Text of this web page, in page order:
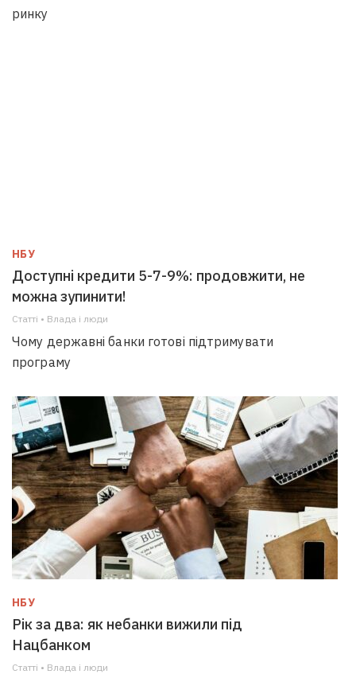
ринку
НБУ
Доступні кредити 5-7-9%: продовжити, не
можна зупинити!
Статті • Влада i люди
Чому державні банки готові підтримувати
програму
НБУ
Рік за два: як небанки вижили під
Нацбанком
Статті • Влада i люди